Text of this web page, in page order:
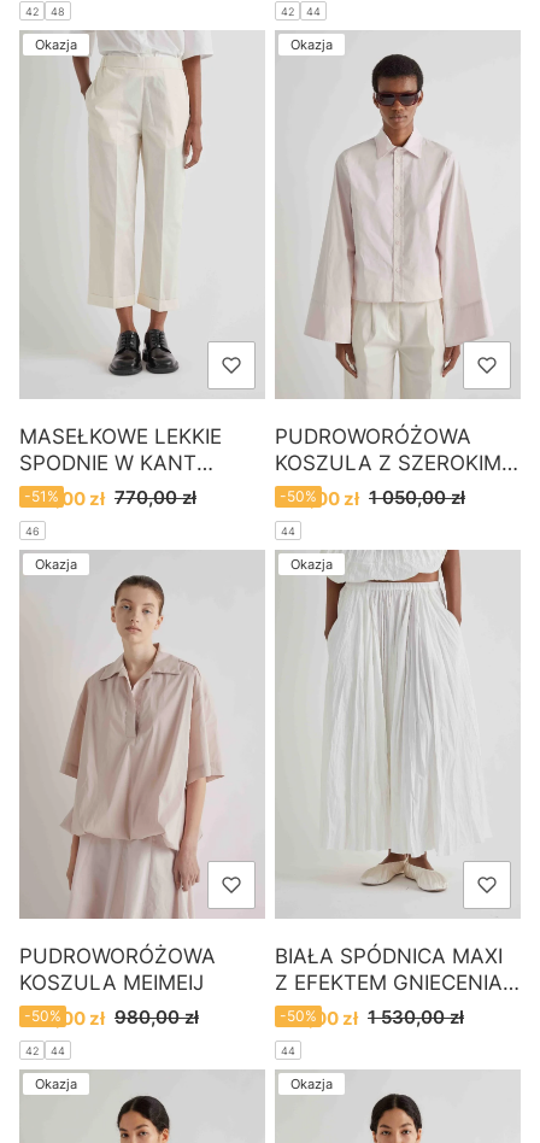
42 48 42 44
Okazja
MASEŁKOWE LEKKIE
SPODNIE W KANT
MEIMEIJ
Cena promocyjna
380,00 zł 770,00 zł
-51%
46
Okazja
PUDROWORÓŻOWA
KOSZULA Z SZEROKIMI
RĘKAWAMI MEIMEIJ
Cena promocyjna
520,00 zł 1 050,00 zł
-50%
44
Okazja
PUDROWORÓŻOWA
KOSZULA MEIMEIJ
Cena promocyjna
490,00 zł 980,00 zł
-50%
42 44
Okazja
BIAŁA SPÓDNICA MAXI
Z EFEKTEM GNIECENIA
MEIMEIJ
Cena promocyjna
770,00 zł 1 530,00 zł
-50%
44
Okazja Okazja